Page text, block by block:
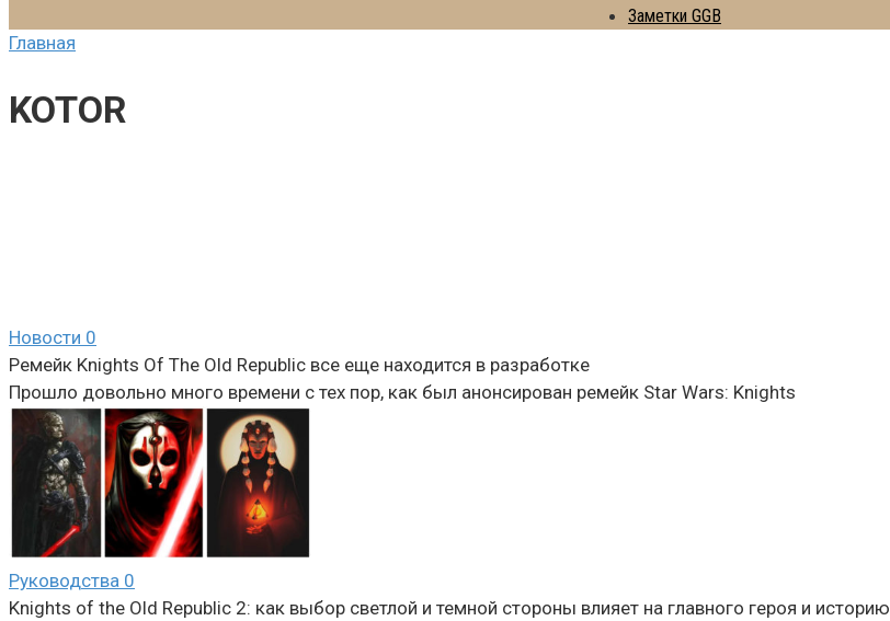
Заметки GGB
Главная
KOTOR
Новости 0
Ремейк Knights Of The Old Republic все еще находится в разработке
Прошло довольно много времени с тех пор, как был анонсирован ремейк Star Wars: Knights
Руководства 0
Knights of the Old Republic 2: как выбор светлой и темной стороны влияет на главного героя и историю